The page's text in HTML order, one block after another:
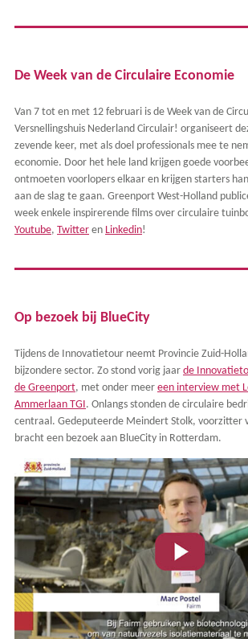
De Week van de Circulaire Economie
Van 7 tot en met 12 februari is de Week van de
Versnellingshuis Nederland Circulair! organiseert
zevende keer, met als doel professionals mee te
economie. Door het hele land krijgen goede
ontmoeten voorlopers elkaar en krijgen starters
aan de slag te gaan. Greenport West-Holland
week enkele inspirerende films over circulaire
Youtube, Twitter en Linkedin!
Op bezoek bij BlueCity
Tijdens de Innovatietour neemt Provincie Zuid-
bijzondere sector. Zo stond vorig jaar de
de Greenport, met onder meer een interview met
Ammerlaan TGI. Onlangs stonden de circulaire
centraal. Gedeputeerde Meindert Stolk, voorzitter
bracht een bezoek aan BlueCity in Rotterdam.